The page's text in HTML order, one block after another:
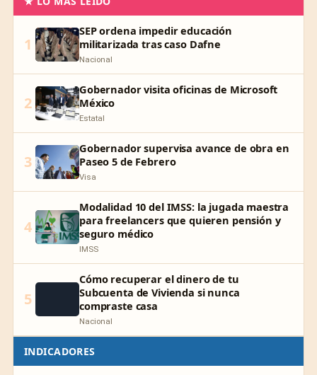
1
SEP ordena impedir educación
militarizada tras caso Dafne
Nacional
2
Gobernador visita oficinas de Microsoft
México
Estatal
3
Gobernador supervisa avance de obra en
Paseo 5 de Febrero
Visa
4
Modalidad 10 del IMSS: la jugada maestra
para freelancers que quieren pensión y
seguro médico
IMSS
5
Cómo recuperar el dinero de tu
Subcuenta de Vivienda si nunca
compraste casa
Nacional
INDICADORES